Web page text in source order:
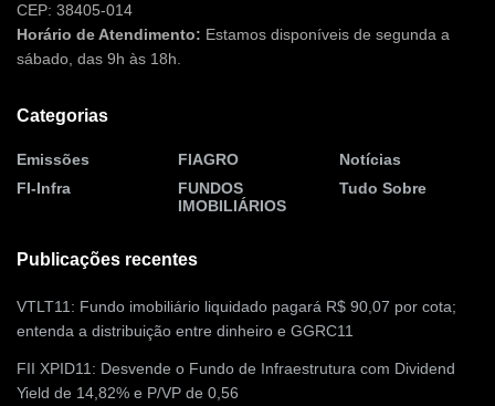
CEP: 38405-014
Horário de Atendimento: Estamos disponíveis de segunda a
sábado, das 9h às 18h.
Categorias
Emissões
FI-Infra
FIAGRO
FUNDOS
IMOBILIÁRIOS
Notícias
Tudo Sobre
Publicações recentes
VTLT11: Fundo imobiliário liquidado pagará R$ 90,07 por cota;
entenda a distribuição entre dinheiro e GGRC11
FII XPID11: Desvende o Fundo de Infraestrutura com Dividend
Yield de 14,82% e P/VP de 0,56